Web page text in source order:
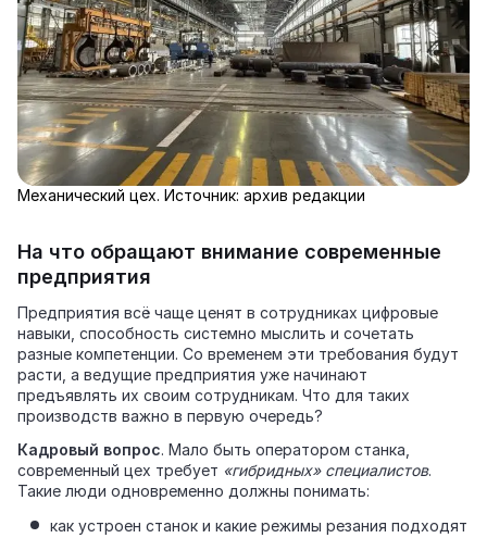
Механический цех. Источник: архив редакции
На что обращают внимание современные
предприятия
Предприятия всё чаще ценят в сотрудниках цифровые
навыки, способность системно мыслить и сочетать
разные компетенции. Со временем эти требования будут
расти, а ведущие предприятия уже начинают
предъявлять их своим сотрудникам. Что для таких
производств важно в первую очередь?
Кадровый вопрос. Мало быть оператором станка,
современный цех требует «гибридных» специалистов.
Такие люди одновременно должны понимать:
как устроен станок и какие режимы резания подходят